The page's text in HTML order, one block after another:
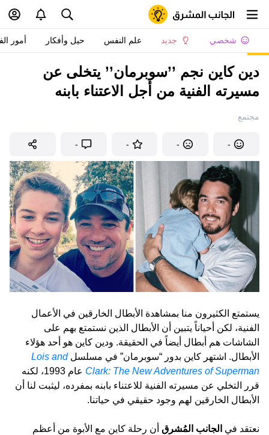
شخصي جديد علم النفس حيل وأفكار أمور
دين كاين نجم ’’سوبرمان’’ يتخلى عن
مسيرته الفنية من أجل الاعتناء بابنه
مجتمع
-
-
-
-
يستمتع الكثيرون منا بمشاهدة الأبطال الخارقين في الأعمال
الفنية، لكن أحياناً يتبين أن الأبطال الذين نستمتع بهم على
الشاشات هم أبطال أيضاً في الحقيقة. ودين كاين هو أحد هؤلاء
الأبطال. اشتهر كاين بدور “سوبرمان” في مسلسل Lois and
Clark: The New Adventures of Superman
عام 1993، لكنه
قرر التخلي عن مسيرته الفنية للاعتناء بابنه بمفرده، ليثبت لنا أن
الأبطال الخارقين لهم وجود حقيقي في حياتنا.
نعتقد في الجانب المُشرق أن رحلة كاين مع الأبوة من أعظم